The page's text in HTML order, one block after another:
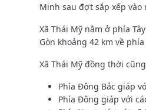
Minh sau đợt sắp xếp vào
Xã Thái Mỹ nằm ở phía
Gòn khoảng 42 km về
Xã Thái Mỹ đồng thời
Phía Đông Bắc giáp
Phía Đông giáp với